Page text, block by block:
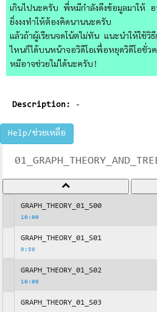
เกินไปนะครับ พี่หมีกำลังดึงข้อมูลมาให้
ยิ่งงงทำให้ต้องคิดนานนะครับ
แล้วถ้าผู้เรียนจดโน้ตไม่ทัน แนะนำให้ใช้วิ
ไหนก็ได้บนหน้าจอวิดีโอเพื่อหยุดวิดีโอชั่ว
หมีอาจช่วยไม่ได้นะครับ!
Description: -
Help/ช่วยเหลือ
GRAPH_THEORY_01_S00
10:00
GRAPH_THEORY_01_S01
9:59
GRAPH_THEORY_01_S02
10:00
GRAPH_THEORY_01_S03